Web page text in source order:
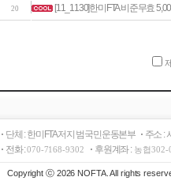
20 [11_1130]한미FTA 비준무효
단체 : 한미FTA저지 범국민운동본부
주소 :
전화 :070-7168-9302 후원계좌 : 농협302-
Copyright ⓒ 2026 NOFTA. All rights